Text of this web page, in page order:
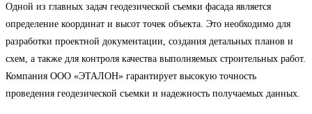
Одной из главных задач геодезической съемки фасада является
определение координат и высот точек объекта. Это необходимо для
разработки проектной документации, создания детальных планов и
схем, а также для контроля качества выполняемых строительных работ.
Компания ООО «ЭТАЛОН» гарантирует высокую точность
проведения геодезической съемки и надежность получаемых данных.